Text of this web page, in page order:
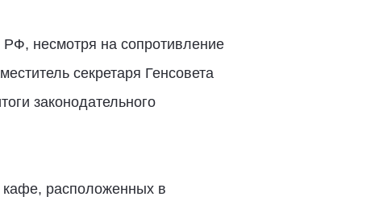
РФ, несмотря на сопротивление
секретаря Генсовета
законодательного
кафе, расположенных в